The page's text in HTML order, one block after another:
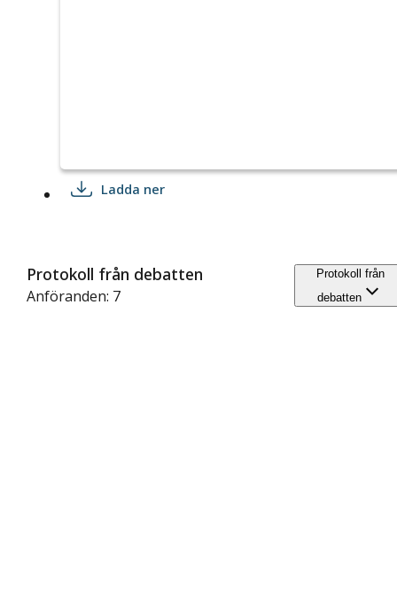
Ladda ner
Protokoll från debatten
Anföranden: 7
Protokoll från
debatten